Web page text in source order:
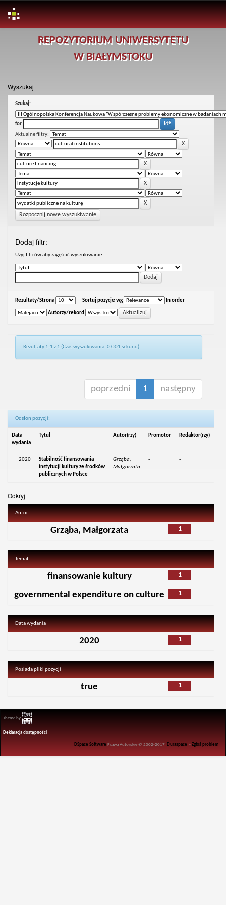
REPOZYTORIUM UNIWERSYTETU
W BIAŁYMSTOKU
Wyszukaj
Szukaj:
for
Aktualne filtry:
Rozpocznij nowe wyszukiwanie
Dodaj filtr:
Uzyj filtrów aby zagęścić wyszukiwanie.
Rezultaty/Strona Sortuj pozycje wg In order
Autorzy/rekord
Rezultaty 1-1 z 1 (Czas wyszukiwania: 0.001 sekund).
poprzedni 1 następny
Odsłon pozycji:
Data
wydania
Tytuł Autor(rzy) Promotor Redaktor(rzy)
2020
Stabilność finansowania
instytucji kultury ze środków
publicznych w Polsce
Grząba,
Małgorzata
- -
Odkryj
Autor
1
Grząba, Małgorzata
Temat
1
finansowanie kultury
1
governmental expenditure on culture
Data wydania
1
2020
Posiada pliki pozycji
1
true
Theme by
Deklaracja dostępności
DSpace Software Prawa Autorskie © 2002-2017 Duraspace -Zgłoś problem